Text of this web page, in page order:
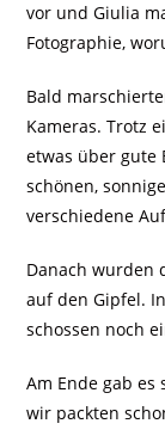
vor und Giulia
Fotographie,
Bald
Kameras. Trotz
etwas über gute
schönen,
verschiedene
Danach wurden
auf den Gipfel.
schossen noch
Am Ende gab
wir packten